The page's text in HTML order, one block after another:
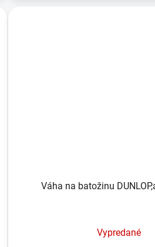
Váha na batožinu
Vypredané